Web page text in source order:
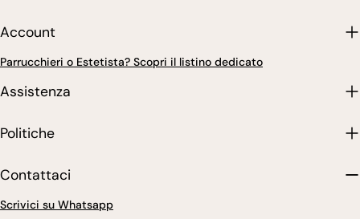
Account
Parrucchieri o Estetista? Scopri il listino dedicato
Assistenza
Politiche
Contattaci
Scrivici su Whatsapp